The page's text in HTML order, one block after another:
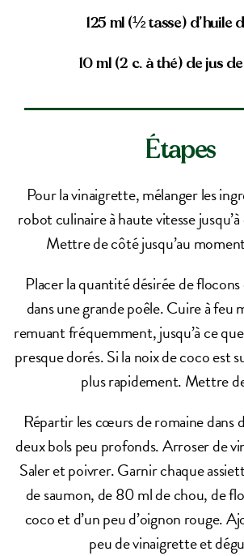
125 ml (½ tasse) d’huile
10 ml (2 c. à thé) de jus
Étapes
Pour la vinaigrette, mélanger les
robot culinaire à haute vitesse
Mettre de côté jusqu’au
Placer la quantité désirée de
dans une grande poêle. Cuire à feu
remuant fréquemment, jusqu’à ce
presque dorés. Si la noix de coco est
plus rapidement. Mettre
Répartir les cœurs de romaine dans
deux bols peu profonds. Arroser de
Saler et poivrer. Garnir chaque
de saumon, de 80 ml de chou, de
coco et d’un peu d’oignon rouge.
peu de vinaigrette et